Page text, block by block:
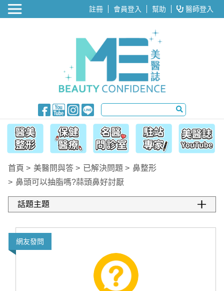
醫美整形 註冊 會員登入 幫助 醫師登入
首頁 美醫問與答 已解決問題
鼻整形
鼻頭可以抽脂嗎?蒜頭鼻好討厭
網友發問